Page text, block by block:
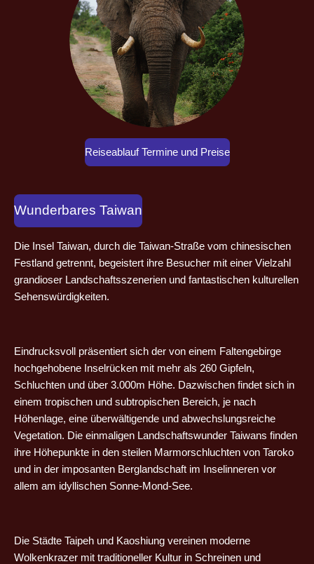
Reiseablauf Termine und Preise
Wunderbares Taiwan
Die Insel Taiwan, durch die Taiwan-Straße vom chinesischen
Festland getrennt, begeistert ihre Besucher mit einer Vielzahl
grandioser Landschaftsszenerien und fantastischen kulturellen
Sehenswürdigkeiten.
Eindrucksvoll präsentiert sich der von einem Faltengebirge
hochgehobene Inselrücken mit mehr als 260 Gipfeln,
Schluchten und über 3.000m Höhe. Dazwischen findet sich in
einem tropischen und subtropischen Bereich, je nach
Höhenlage, eine überwältigende und abwechslungsreiche
Vegetation. Die einmaligen Landschaftswunder Taiwans finden
ihre Höhepunkte in den steilen Marmorschluchten von Taroko
und in der imposanten Berglandschaft im Inselinneren vor
allem am idyllischen Sonne-Mond-See.
Die Städte Taipeh und Kaoshiung vereinen moderne
Wolkenkrazer mit traditioneller Kultur in Schreinen und